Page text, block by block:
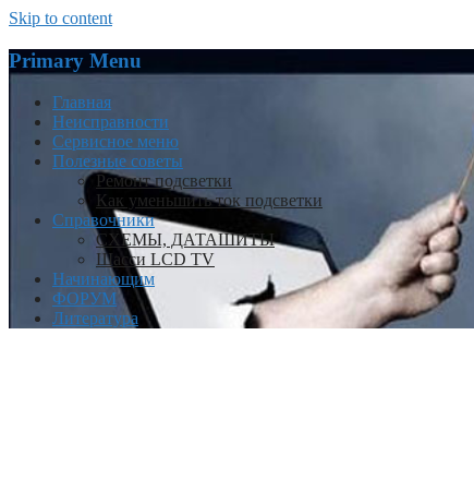
Skip to content
Primary Menu
Главная
Неисправности
Сервисное меню
Полезные советы
Ремонт подсветки
Как уменьшить ток подсветки
Справочники
СХЕМЫ, ДАТАШИТЫ
Шасси LCD TV
Начинающим
ФОРУМ
Литература